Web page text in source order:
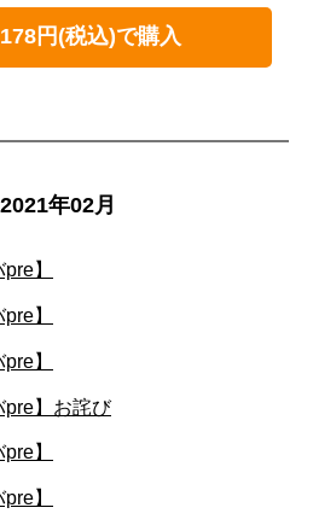
円(税込)で購入
2021年02月
】
】
】
pre】お詫び
】
】